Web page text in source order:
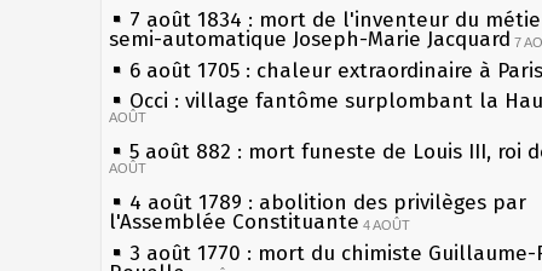
7 août 1834 : mort de l'inventeur du
semi-automatique Joseph-Marie Jacquard 7
6 août 1705 : chaleur extraordinaire à Paris
Occi : village fantôme surplombant la
AOÛT
5 août 882 : mort funeste de Louis III, roi
AOÛT
4 août 1789 : abolition des privilèges par
l'Assemblée Constituante 4 AOÛT
3 août 1770 : mort du chimiste Guillaume-